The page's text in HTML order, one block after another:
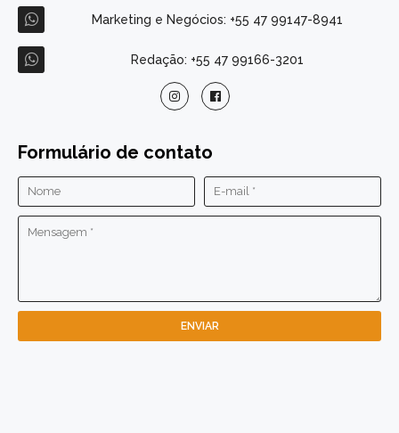
Marketing e Negócios: +55 47 99147-8941
Redação: +55 47 99166-3201
Formulário de contato